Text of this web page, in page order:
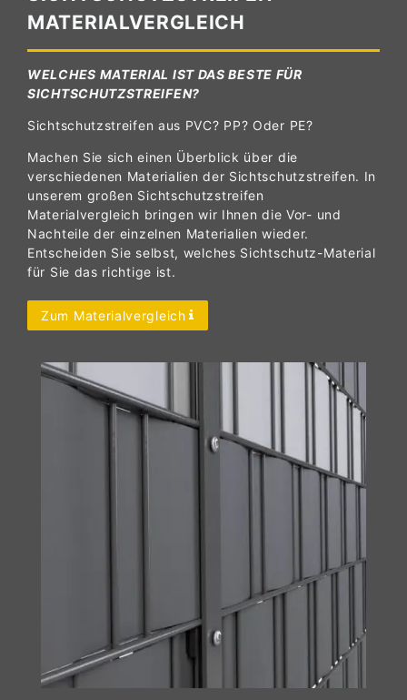
MATERIALVERGLEICH
WELCHES MATERIAL IST DAS BESTE FÜR
SICHTSCHUTZSTREIFEN?
Sichtschutzstreifen aus PVC? PP? Oder PE?
Machen Sie sich einen Überblick über die
verschiedenen Materialien der Sichtschutzstreifen. In
unserem großen Sichtschutzstreifen
Materialvergleich bringen wir Ihnen die Vor- und
Nachteile der einzelnen Materialien wieder.
Entscheiden Sie selbst, welches Sichtschutz-Material
für Sie das richtige ist.
Zum Materialvergleich